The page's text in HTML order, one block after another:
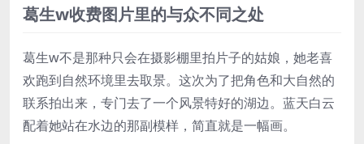
葛生w收费图片里的与众不同之处
葛生w不是那种只会在摄影棚里拍片子的姑娘，她老喜
欢跑到自然环境里去取景。这次为了把角色和大自然的
联系拍出来，专门去了一个风景特好的湖边。蓝天白云
配着她站在水边的那副模样，简直就是一幅画。